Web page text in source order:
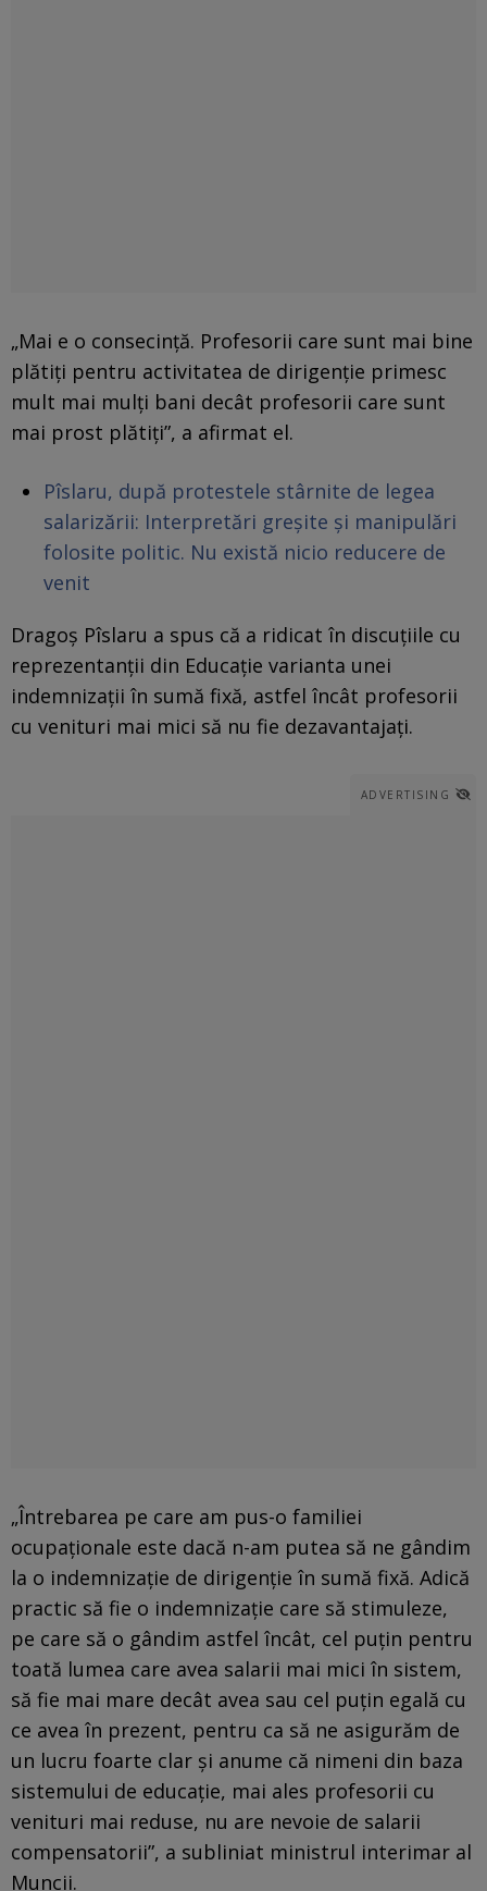
„Mai e o consecință. Profesorii care sunt mai bine
plătiți pentru activitatea de dirigenție primesc
mult mai mulți bani decât profesorii care sunt
mai prost plătiți”, a afirmat el.
Pîslaru, după protestele stârnite de legea
salarizării: Interpretări greșite și manipulări
folosite politic. Nu există nicio reducere de
venit
Dragoș Pîslaru a spus că a ridicat în discuțiile cu
reprezentanții din Educație varianta unei
indemnizații în sumă fixă, astfel încât profesorii
cu venituri mai mici să nu fie dezavantajați.
ADVERTISING
„Întrebarea pe care am pus-o familiei
ocupaționale este dacă n-am putea să ne gândim
la o indemnizație de dirigenție în sumă fixă. Adică
practic să fie o indemnizație care să stimuleze,
pe care să o gândim astfel încât, cel puțin pentru
toată lumea care avea salarii mai mici în sistem,
să fie mai mare decât avea sau cel puțin egală cu
ce avea în prezent, pentru ca să ne asigurăm de
un lucru foarte clar și anume că nimeni din baza
sistemului de educație, mai ales profesorii cu
venituri mai reduse, nu are nevoie de salarii
compensatorii”, a subliniat ministrul interimar al
Muncii.